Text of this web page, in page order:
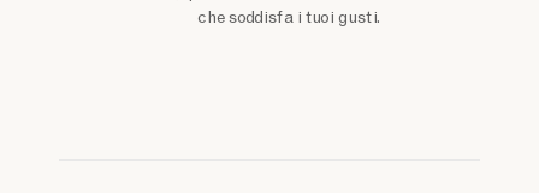
che soddisfa i tuoi gusti.